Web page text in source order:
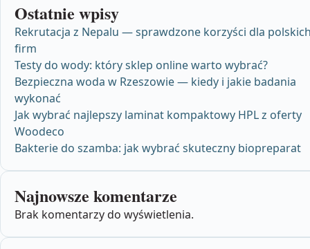
Ostatnie wpisy
Rekrutacja z Nepalu — sprawdzone korzyści dla
firm
Testy do wody: który sklep online warto wybrać?
Bezpieczna woda w Rzeszowie — kiedy i jakie badania
wykonać
Jak wybrać najlepszy laminat kompaktowy HPL z oferty
Woodeco
Bakterie do szamba: jak wybrać skuteczny biopreparat
Najnowsze komentarze
Brak komentarzy do wyświetlenia.